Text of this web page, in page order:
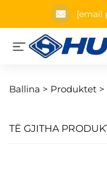
[email
Ballina > Produktet >
TË GJITHA